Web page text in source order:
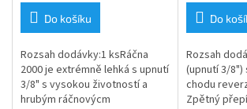
Do košíku
Rozsah dodávky:1 ksRáčna
2000 je extrémně lehká s upnutí
3/8" s vysokou životností a
hrubým ráčnovýcm
Do
Rozsah
(upnutí 3/8")
chodu
Zpětný